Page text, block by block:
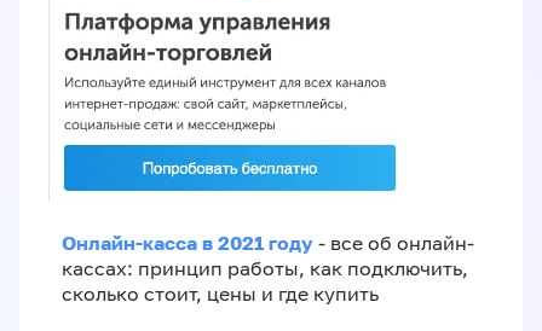
Онлайн-касса в 2021 году - все об онлайн-
кассах: принцип работы, как подключить,
сколько стоит, цены и где купить